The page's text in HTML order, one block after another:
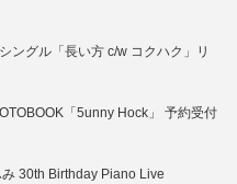
ングル「長い方 c/w コクハク」リ
「5unny Hock」 予約受付
30th Birthday Piano Live